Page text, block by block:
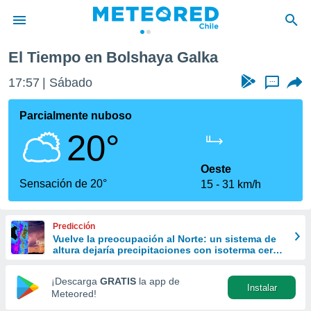
de
por
se
calidad.
a este
las
y
forma
digital
basada
El Tiempo en Bolshaya Galka
17:57 Sábado ...
Parcialmente nuboso
20°
Sensación de 20°
Oeste
15
31 km/h
Predicción
Vuelve la preocupación al Norte: un sistema de
altura dejaría precipitaciones con isoterma cero
¡Descarga GRATIS la app de
Meteored!
Instalar